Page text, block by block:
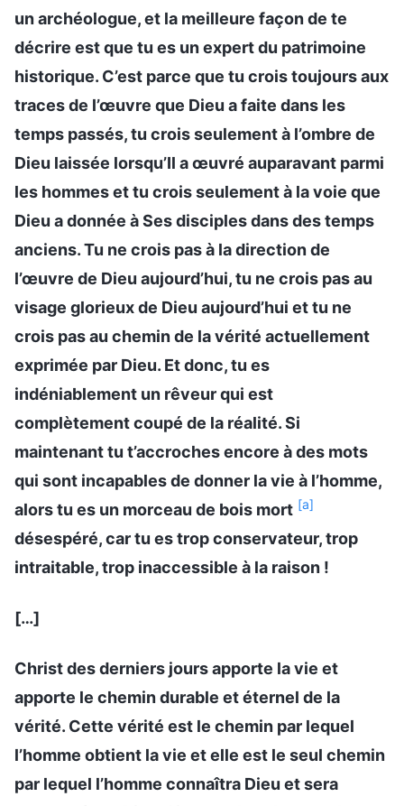
un archéologue, et la meilleure façon de te
décrire est que tu es un expert du patrimoine
historique. C’est parce que tu crois toujours aux
traces de l’œuvre que Dieu a faite dans les
temps passés, tu crois seulement à l’ombre de
Dieu laissée lorsqu’Il a œuvré auparavant parmi
les hommes et tu crois seulement à la voie que
Dieu a donnée à Ses disciples dans des temps
anciens. Tu ne crois pas à la direction de
l’œuvre de Dieu aujourd’hui, tu ne crois pas au
visage glorieux de Dieu aujourd’hui et tu ne
crois pas au chemin de la vérité actuellement
exprimée par Dieu. Et donc, tu es
indéniablement un rêveur qui est
complètement coupé de la réalité. Si
maintenant tu t’accroches encore à des mots
qui sont incapables de donner la vie à l’homme,
alors tu es un morceau de bois mort [a]
désespéré, car tu es trop conservateur, trop
intraitable, trop inaccessible à la raison !
[…]
Christ des derniers jours apporte la vie et
apporte le chemin durable et éternel de la
vérité. Cette vérité est le chemin par lequel
l’homme obtient la vie et elle est le seul chemin
par lequel l’homme connaîtra Dieu et sera